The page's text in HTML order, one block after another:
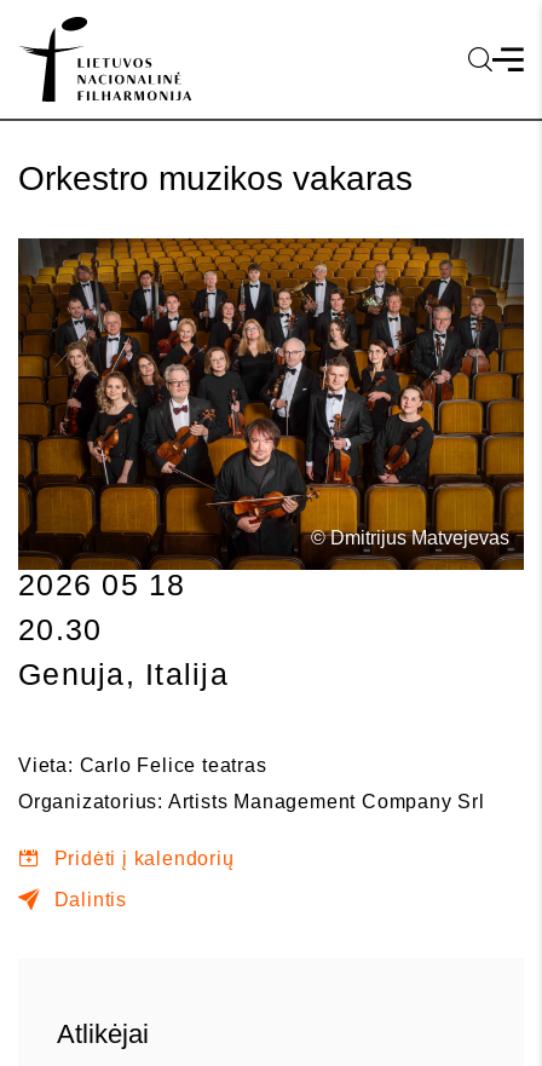
Orkestro muzikos vakaras
© Dmitrijus Matvejevas
2026 05 18
20.30
Genuja, Italija
Vieta: Carlo Felice teatras
Organizatorius: Artists Management Company Srl
Pridėti į kalendorių
Dalintis
Atlikėjai